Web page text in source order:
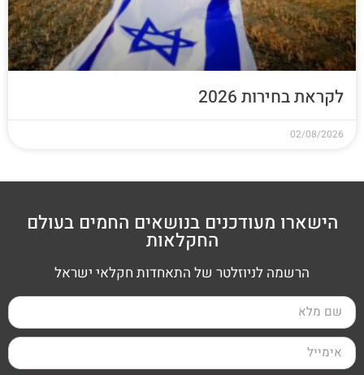
לקראת בחירות 2026
02/08/2026
הישארו מעודכנים בנושאים החמים בעולם
החקלאות
הרשמה לניוזלטר של התאחדות חקלאי ישראל